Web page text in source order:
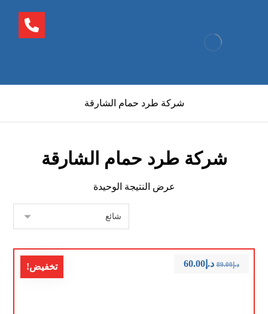
شركة طرد حمام الشارقة
شركة طرد حمام الشارقة
عرض النتيجة الوحيدة
تخفيض! د.إ89.00 د.إ60.00